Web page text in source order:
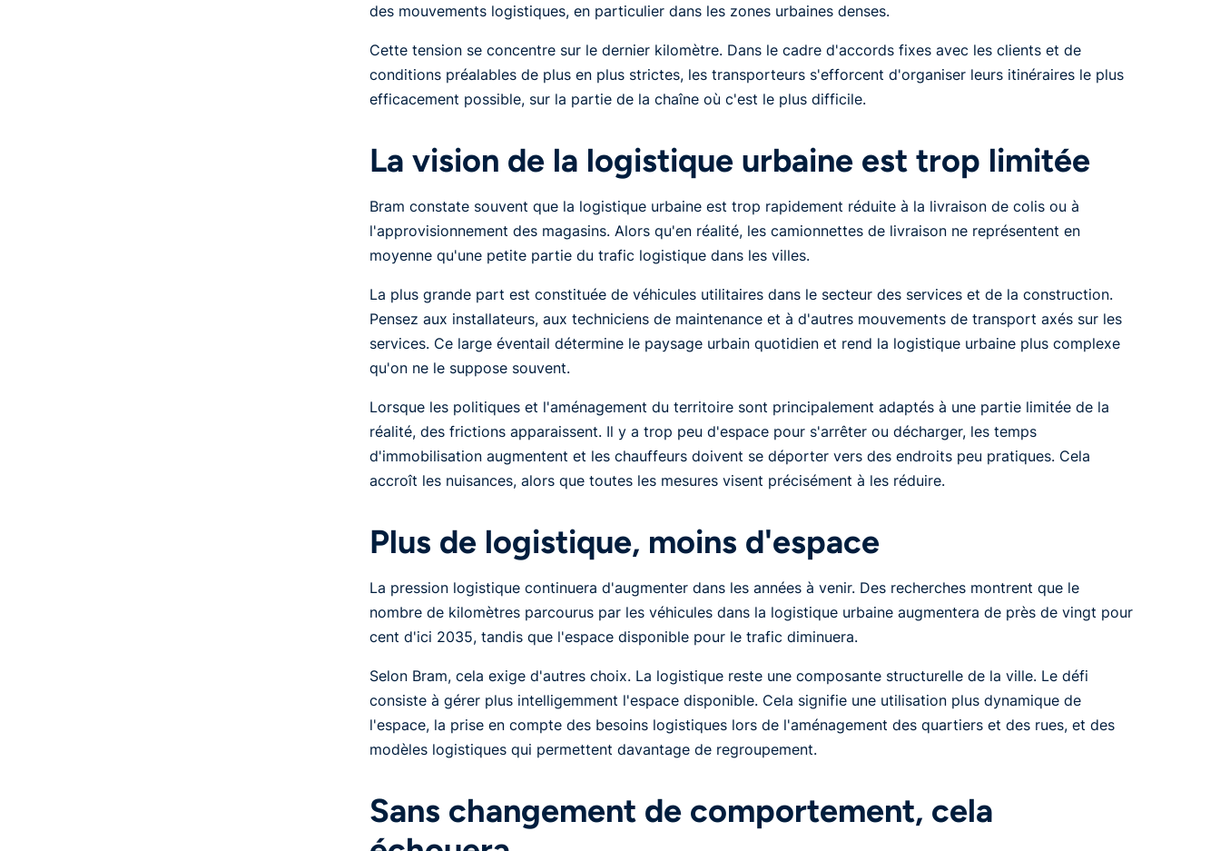
des mouvements logistiques, en particulier dans les zones urbaines denses.
Cette tension se concentre sur le dernier kilomètre. Dans le cadre d'accords fixes avec les clients et de
conditions préalables de plus en plus strictes, les transporteurs s'efforcent d'organiser leurs itinéraires le plus
efficacement possible, sur la partie de la chaîne où c'est le plus difficile.
La vision de la logistique urbaine est trop limitée
Bram constate souvent que la logistique urbaine est trop rapidement réduite à la livraison de colis ou à
l'approvisionnement des magasins. Alors qu'en réalité, les camionnettes de livraison ne représentent en
moyenne qu'une petite partie du trafic logistique dans les villes.
La plus grande part est constituée de véhicules utilitaires dans le secteur des services et de la construction.
Pensez aux installateurs, aux techniciens de maintenance et à d'autres mouvements de transport axés sur les
services. Ce large éventail détermine le paysage urbain quotidien et rend la logistique urbaine plus complexe
qu'on ne le suppose souvent.
Lorsque les politiques et l'aménagement du territoire sont principalement adaptés à une partie limitée de la
réalité, des frictions apparaissent. Il y a trop peu d'espace pour s'arrêter ou décharger, les temps
d'immobilisation augmentent et les chauffeurs doivent se déporter vers des endroits peu pratiques. Cela
accroît les nuisances, alors que toutes les mesures visent précisément à les réduire.
Plus de logistique, moins d'espace
La pression logistique continuera d'augmenter dans les années à venir. Des recherches montrent que le
nombre de kilomètres parcourus par les véhicules dans la logistique urbaine augmentera de près de vingt pour
cent d'ici 2035, tandis que l'espace disponible pour le trafic diminuera.
Selon Bram, cela exige d'autres choix. La logistique reste une composante structurelle de la ville. Le défi
consiste à gérer plus intelligemment l'espace disponible. Cela signifie une utilisation plus dynamique de
l'espace, la prise en compte des besoins logistiques lors de l'aménagement des quartiers et des rues, et des
modèles logistiques qui permettent davantage de regroupement.
Sans changement de comportement, cela